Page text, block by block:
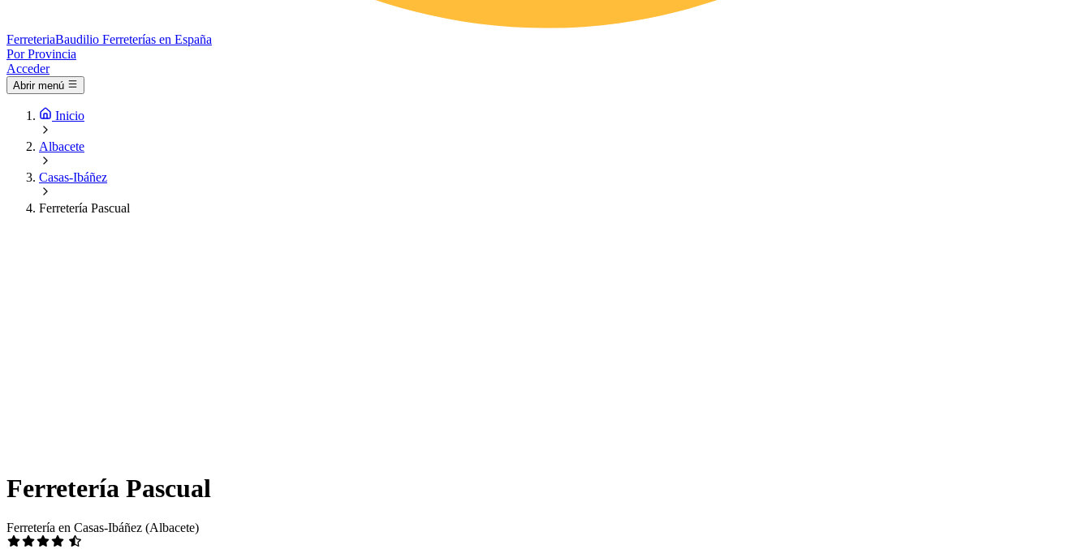
FerreteriaBaudilio Ferreterías en España
Por Provincia
Acceder
Abrir menú
Inicio
Albacete
Casas-Ibáñez
Ferretería Pascual
Ferretería Pascual
Ferretería en Casas-Ibáñez (Albacete)